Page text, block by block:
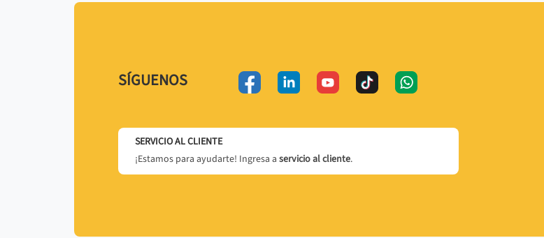
SÍGUENOS
SERVICIO AL CLIENTE
¡Estamos para ayudarte! Ingresa a servicio al cliente.